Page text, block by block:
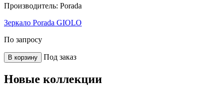
Производитель: Porada
Зеркало Porada GIOLO
По запросу
В корзину Под заказ
Новые коллекции